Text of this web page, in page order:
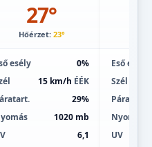
27°
Hőérzet: 23°
esély
0%
15 km/h ÉÉK
29%
1020 mb
6,1
Eső esély
Szél
Páratart.
Nyomás
UV